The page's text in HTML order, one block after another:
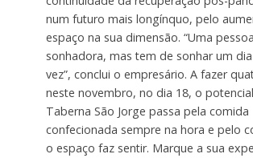
num futuro mais longínquo, pelo
espaço na sua dimensão. “Uma
sonhadora, mas tem de sonhar um
vez”, conclui o empresário. A fazer
neste novembro, no dia 18, o
Taberna São Jorge passa pela comida
confecionada sempre na hora e pelo
o espaço faz sentir. Marque a sua